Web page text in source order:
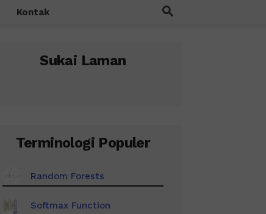
Kontak
Sukai Laman
Terminologi Populer
Random Forests
Softmax Function